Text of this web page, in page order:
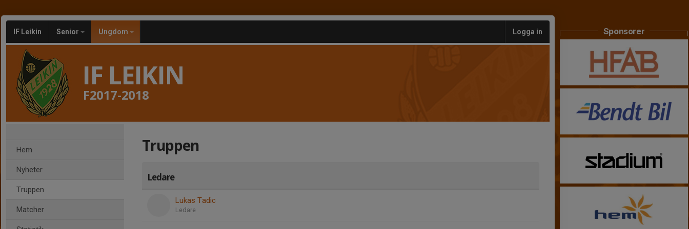
IF Leikin Senior Ungdom Logga in
IF LEIKIN
F2017-2018
Hem
Nyheter
Truppen
Matcher
Truppen
Ledare
Lukas Tadic
Ledare
Sponsorer